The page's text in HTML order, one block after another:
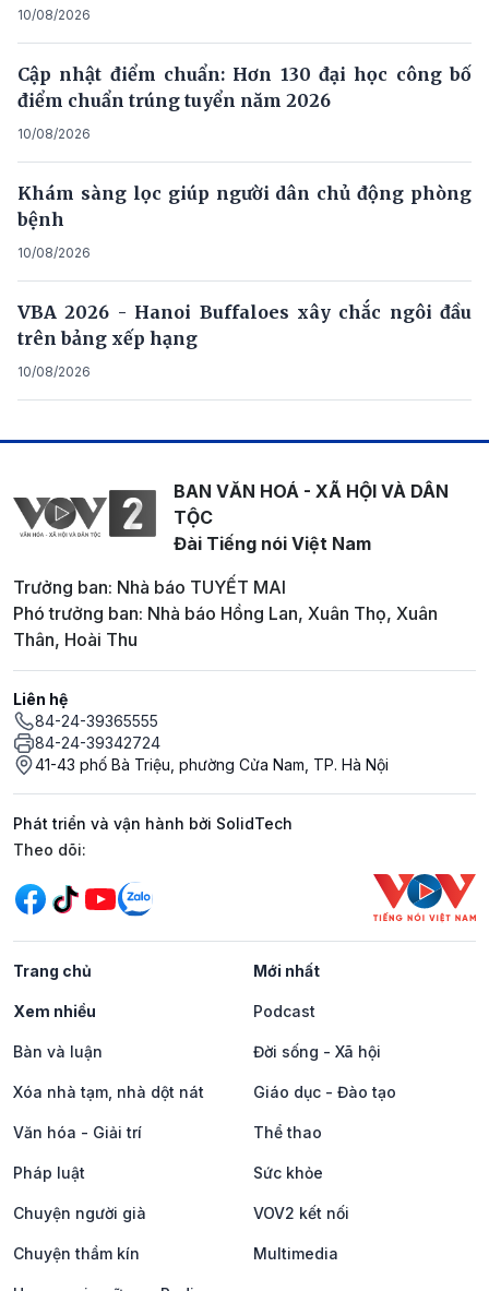
10/08/2026
Cập nhật điểm chuẩn: Hơn 130 đại học công bố
điểm chuẩn trúng tuyển năm 2026
10/08/2026
Khám sàng lọc giúp người dân chủ động phòng
bệnh
10/08/2026
VBA 2026 - Hanoi Buffaloes xây chắc ngôi đầu
trên bảng xếp hạng
10/08/2026
BAN VĂN HOÁ - XÃ HỘI VÀ DÂN
TỘC
Đài Tiếng nói Việt Nam
Trưởng ban: Nhà báo TUYẾT MAI
Phó trưởng ban: Nhà báo Hồng Lan, Xuân Thọ, Xuân
Thân, Hoài Thu
Liên hệ
84-24-39365555
84-24-39342724
41-43 phố Bà Triệu, phường Cửa Nam, TP. Hà Nội
Phát triển và vận hành bởi SolidTech
Mạng xã hội
Theo dõi:
Trang chủ Mới nhất
Xem nhiều Podcast
Bàn và luận Đời sống - Xã hội
Xóa nhà tạm, nhà dột nát Giáo dục - Đào tạo
Văn hóa - Giải trí Thể thao
Pháp luật Sức khỏe
Chuyện người già VOV2 kết nối
Chuyện thầm kín Multimedia